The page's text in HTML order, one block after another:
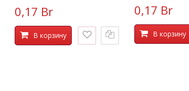
0,17 Br
В корзину
0,17 Br
В корзину